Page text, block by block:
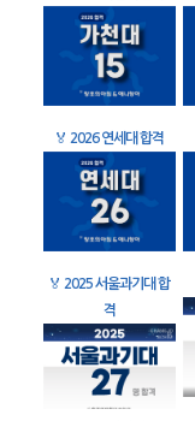
🏅 2026 연세대 합격
🏅 2025 서울과기대 합
격